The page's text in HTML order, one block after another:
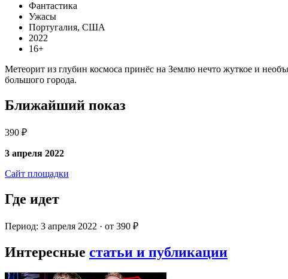
Фантастика
Ужасы
Португалия, США
2022
16+
Метеорит из глубин космоса принёс на Землю нечто жуткое и
большого города.
Ближайший показ
390 ₽
3 апреля 2022
Сайт площадки
Где идет
Период: 3 апреля 2022 · от 390 ₽
Интересные статьи и публикации